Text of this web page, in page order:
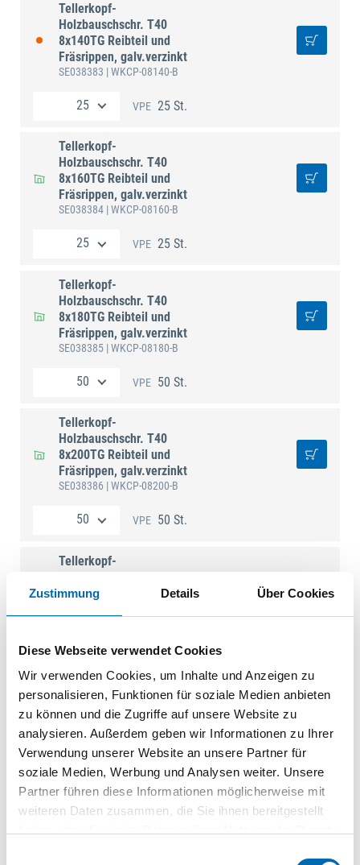
Zustimmung Details Über Cookies
Diese Webseite verwendet Cookies
Wir verwenden Cookies, um Inhalte und Anzeigen zu
personalisieren, Funktionen für soziale Medien anbieten
zu können und die Zugriffe auf unsere Website zu
analysieren. Außerdem geben wir Informationen zu Ihrer
Verwendung unserer Website an unsere Partner für
soziale Medien, Werbung und Analysen weiter. Unsere
Partner führen diese Informationen möglicherweise mit
weiteren Daten zusammen, die Sie ihnen bereitgestellt
Tellerkopf-
Holzbauschschr. T40
8x140TG Reibteil und
Fräsrippen, galv.verzinkt
SE038383 | WKCP-08140-B
VPE 25 St.
Tellerkopf-
Holzbauschschr. T40
8x160TG Reibteil und
Fräsrippen, galv.verzinkt
SE038384 | WKCP-08160-B
VPE 25 St.
Tellerkopf-
Holzbauschschr. T40
8x180TG Reibteil und
Fräsrippen, galv.verzinkt
SE038385 | WKCP-08180-B
VPE 50 St.
Tellerkopf-
Holzbauschschr. T40
8x200TG Reibteil und
Fräsrippen, galv.verzinkt
SE038386 | WKCP-08200-B
VPE 50 St.
Tellerkopf-
8x220TG Reibteil und
VPE 50 St.
Tellerkopf-
Holzbauschschr. T40
8x240TG Reibteil und
Fräsrippen, galv.verzinkt
SE038388
VPE 50 St.
Tellerkopf-